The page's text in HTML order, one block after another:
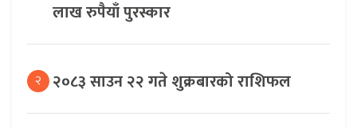
लाख रुपैयाँ पुरस्कार
२ २०८३ साउन २२ गते शुक्रबारको राशिफल